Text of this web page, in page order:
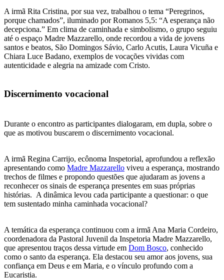
A irmã Rita Cristina, por sua vez, trabalhou o tema “Peregrinos,
porque chamados”, iluminado por Romanos 5,5: “A esperança não
decepciona.” Em clima de caminhada e simbolismo, o grupo seguiu
até o espaço Madre Mazzarello, onde recordou a vida de jovens
santos e beatos, São Domingos Sávio, Carlo Acutis, Laura Vicuña e
Chiara Luce Badano, exemplos de vocações vividas com
autenticidade e alegria na amizade com Cristo.
Discernimento vocacional
Durante o encontro as participantes dialogaram, em dupla, sobre o
que as motivou buscarem o discernimento vocacional.
A irmã Regina Carrijo, ecônoma Inspetorial, aprofundou a reflexão
apresentando como Madre Mazzarello viveu a esperança, mostrando
trechos de filmes e propondo questões que ajudaram as jovens a
reconhecer os sinais de esperança presentes em suas próprias
histórias. A dinâmica levou cada participante a questionar: o que
tem sustentado minha caminhada vocacional?
A temática da esperança continuou com a irmã Ana Maria Cordeiro,
coordenadora da Pastoral Juvenil da Inspetoria Madre Mazzarello,
que apresentou traços dessa virtude em Dom Bosco, conhecido
como o santo da esperança. Ela destacou seu amor aos jovens, sua
confiança em Deus e em Maria, e o vínculo profundo com a
Eucaristia.